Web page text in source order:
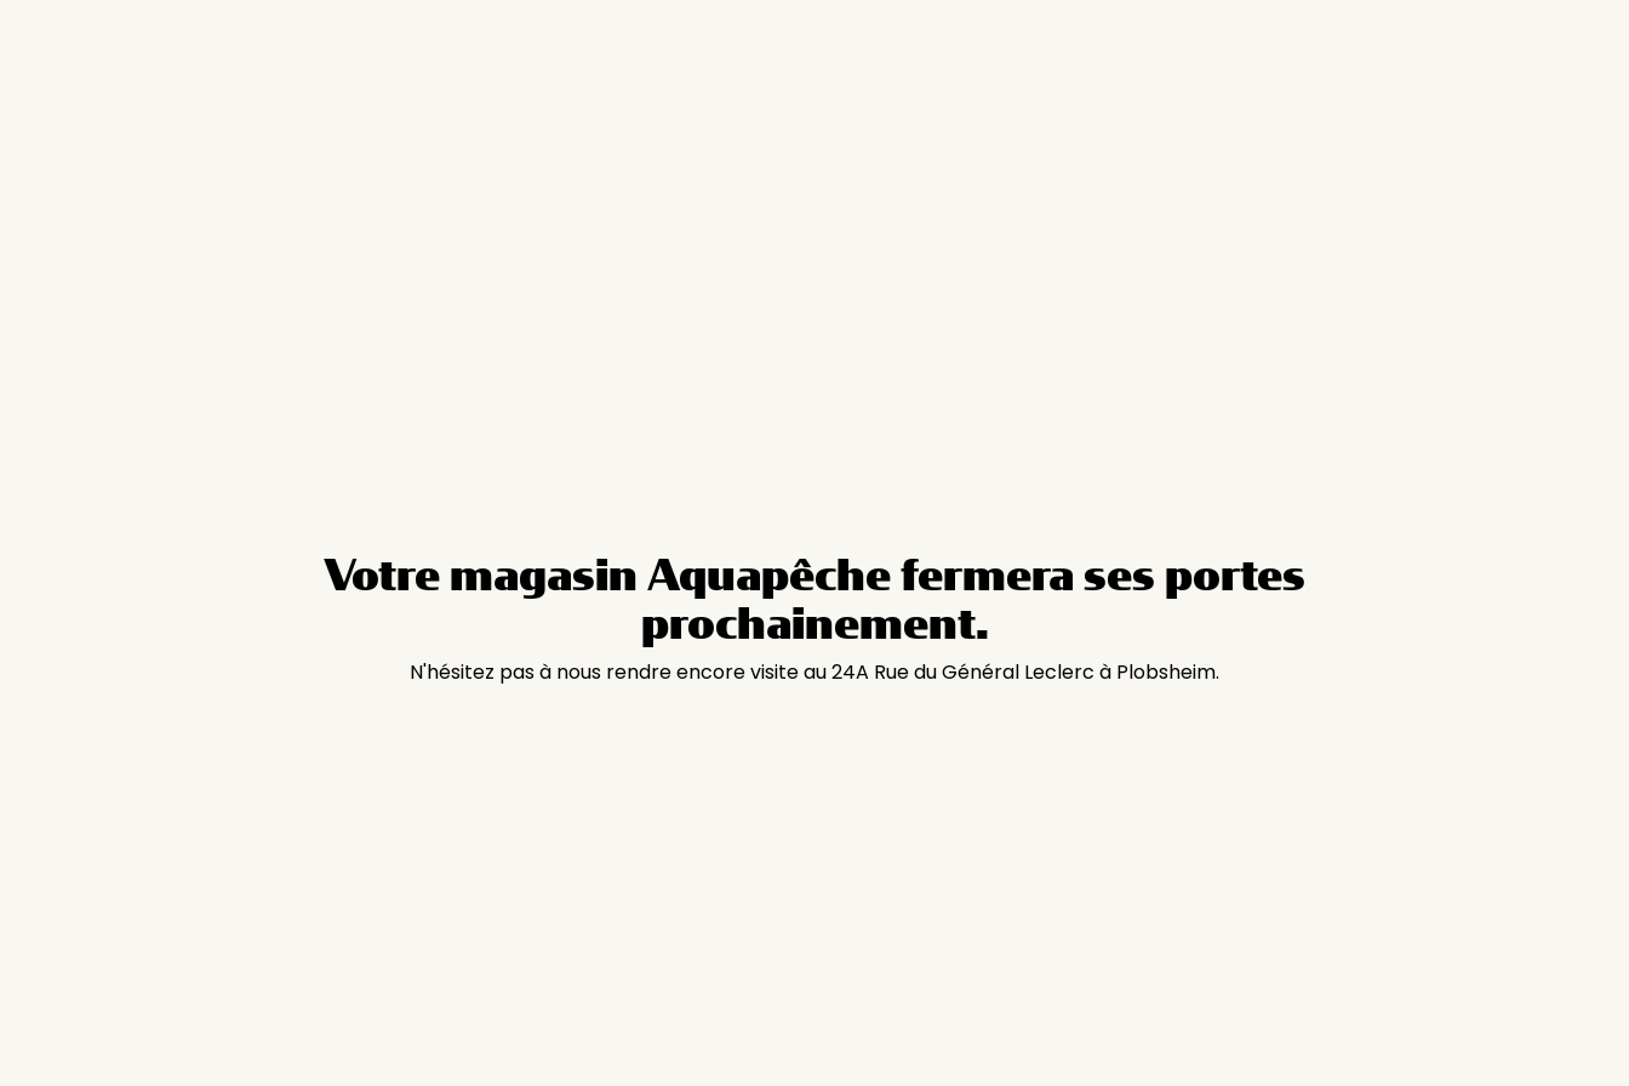
Votre magasin Aquapêche fermera ses portes
prochainement.
N'hésitez pas à nous rendre encore visite au 24A Rue du Général Leclerc à Plobsheim.